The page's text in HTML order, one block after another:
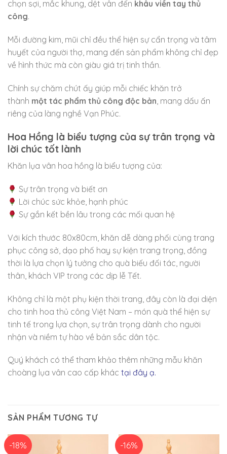
chọn sợi, mắc khung, dệt vân đến khâu viền tay thủ
công.
Mỗi đường kim, mũi chỉ đều thể hiện sự cẩn trọng và tâm
huyết của người thợ, mang đến sản phẩm không chỉ đẹp
về hình thức mà còn giàu giá trị tinh thần.
Chính sự chăm chút ấy giúp mỗi chiếc khăn trở
thành một tác phẩm thủ công độc bản , mang dấu ấn
riêng của làng nghề Vạn Phúc.
Hoa Hồng là biểu tượng của sự trân trọng và
lời chúc tốt lành
Khăn lụa vân hoa hồng là biểu tượng của:
Sự trân trọng và biết ơn
Lời chúc sức khỏe, hạnh phúc
Sự gắn kết bền lâu trong các mối quan hệ
Với kích thước 80x80cm, khăn dễ dàng phối cùng trang
phục công sở, dạo phố hay sự kiện trang trọng, đồng
thời là lựa chọn lý tưởng cho quà biếu đối tác, người
thân, khách VIP trong các dịp lễ Tết.
Không chỉ là một phụ kiện thời trang, đây còn là đại diện
cho tinh hoa thủ công Việt Nam – món quà thể hiện sự
tinh tế trong lựa chọn, sự trân trọng dành cho người
nhận và niềm tự hào về bản sắc dân tộc.
Quý khách có thể tham khảo thêm những mẫu khăn
choàng lụa vân cao cấp khác tại đây ạ.
SẢN PHẨM TƯƠNG TỰ
-18% -16%